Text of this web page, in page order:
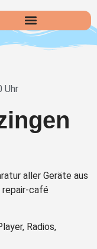
Uhr
aller Geräte aus
repair-café
Radios,